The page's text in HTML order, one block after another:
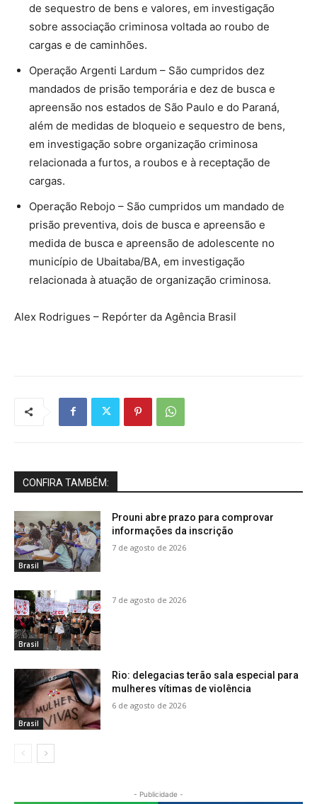
de sequestro de bens e valores, em investigação
sobre associação criminosa voltada ao roubo de
cargas e de caminhões.
Operação Argenti Lardum – São cumpridos dez
mandados de prisão temporária e dez de busca e
apreensão nos estados de São Paulo e do Paraná,
além de medidas de bloqueio e sequestro de bens,
em investigação sobre organização criminosa
relacionada a furtos, a roubos e à receptação de
cargas.
Operação Rebojo – São cumpridos um mandado de
prisão preventiva, dois de busca e apreensão e
medida de busca e apreensão de adolescente no
município de Ubaitaba/BA, em investigação
relacionada à atuação de organização criminosa.
Alex Rodrigues – Repórter da Agência Brasil
CONFIRA TAMBÉM:
Brasil
Prouni abre prazo para comprovar
informações da inscrição
7 de agosto de 2026
Brasil
7 de agosto de 2026
Brasil
Rio: delegacias terão sala especial para
mulheres vítimas de violência
6 de agosto de 2026
- Publicidade -